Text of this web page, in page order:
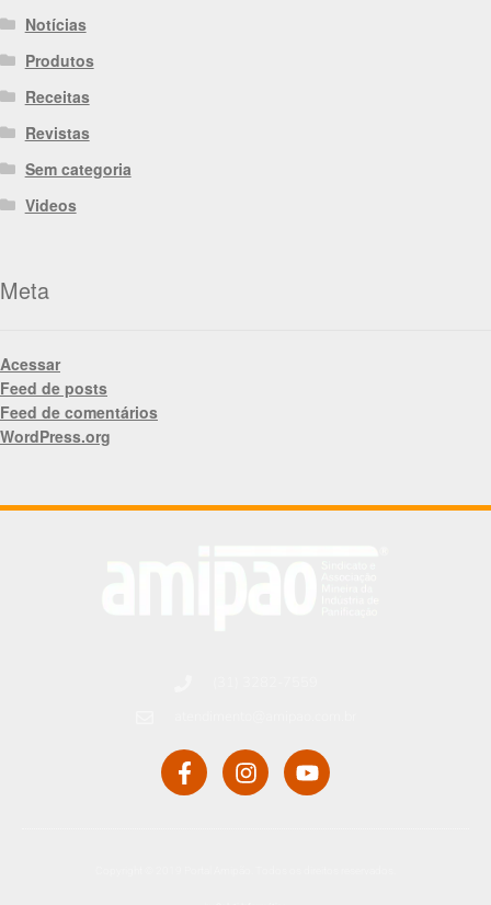
Notícias
Produtos
Receitas
Revistas
Sem categoria
Videos
Meta
Acessar
Feed de posts
Feed de comentários
WordPress.org